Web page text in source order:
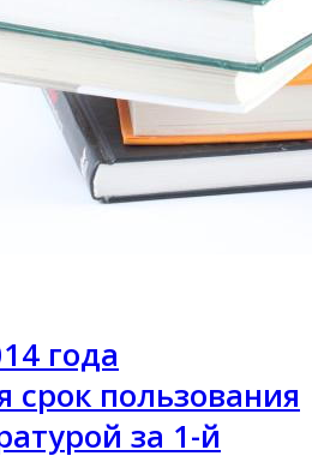
года
срок пользования
за 1-й